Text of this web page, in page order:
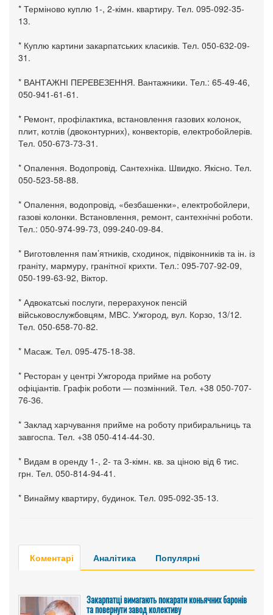
* Терміново куплю 1-, 2-кімн. квартиру. Тел. 095-092-35-
13.
* Куплю картини закарпатських класиків. Тел. 050-632-09-
31.
* ВАНТАЖНІ ПЕРЕВЕЗЕННЯ. Вантажники. Тел.: 65-49-46,
050-941-61-61.
* Ремонт, профілактика, встановлення газових колонок,
плит, котлів (двоконтурних), конвекторів, електробойлерів.
Тел. 050-673-73-31.
* Опалення. Водопровід. Сантехніка. Швидко. Якісно. Тел.
050-523-58-88.
* Опалення, водопровід, «безбашенки», електробойлери,
газові колонки. Встановлення, ремонт, сантехнічні роботи.
Тел.: 050-974-99-73, 099-240-09-84.
* Виготовлення пам’ятників, сходинок, підвіконників та ін. із
граніту, мармуру, гранітної крихти. Тел.: 095-707-92-09,
050-199-63-92, Віктор.
* Адвокатські послуги, перерахунок пенсій
військовослужбовцям, МВС. Ужгород, вул. Корзо, 13/12.
Тел. 050-658-70-82.
* Масаж. Тел. 095-475-18-38.
* Ресторан у центрі Ужгорода прийме на роботу
офіціантів. Графік роботи — позмінний. Тел. +38 050-707-
76-36.
* Заклад харчування прийме на роботу прибиральниць та
завгоспа. Тел. +38 050-414-44-30.
* Видам в оренду 1-, 2- та 3-кімн. кв. за ціною від 6 тис.
грн. Тел. 050-814-94-41.
* Винайму квартиру, будинок. Тел. 095-092-35-13.
Коментарі Аналітика Популярні
Закарпатці вимагають покарати коньячних баронів
та повернути завод колективу